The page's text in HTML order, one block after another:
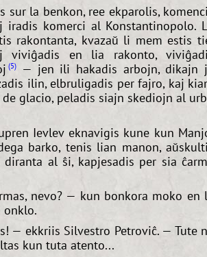
sur la benkon, ree ekparolis,
iradis komerci al Konstantinopolo.
rakontanta, kvazaŭ li mem estis
viviĝadis en lia rakonto,
5
— jen ili hakadis arbojn, dikajn
ilin, elbruligadis per fajro, kaj
glacio, peladis siajn skediojn al
Ievlev eknavigis kune kun
barko, tenis lian manon,
al ŝi, kapjesadis per sia
nevo? — kun bonkora moko en
onklo.
— ekkriis Silvestro Petroviĉ. — Tute
kun tuta atento...